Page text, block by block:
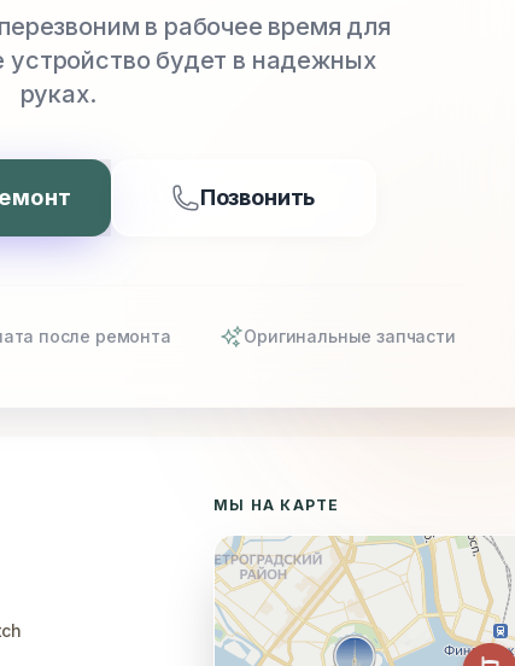
в рабочее время для
будет в надежных
руках.
Позвонить
после ремонта Оригинальные запчасти
МЫ НА КАРТЕ